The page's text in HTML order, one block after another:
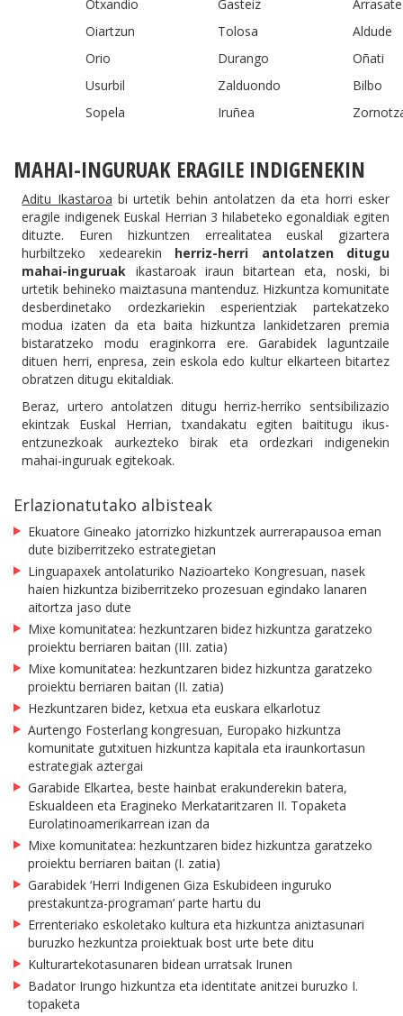
Otxandio
Gasteiz
Arrasate
Oiartzun
Tolosa
Aldude
Orio
Durango
Oñati
Usurbil
Zalduondo
Bilbo
Sopela
Iruñea
MAHAI-INGURUAK ERAGILE INDIGENEKIN
Aditu Ikastaroa bi urtetik behin antolatzen da eta horri esker
eragile indigenek Euskal Herrian 3 hilabeteko egonaldiak egiten
dituzte. Euren hizkuntzen errealitatea euskal gizartera
hurbiltzeko xedearekin herriz-herri antolatzen ditugu
mahai-inguruak ikastaroak iraun bitartean eta, noski, bi
urtetik behineko maiztasuna mantenduz. Hizkuntza komunitate
desberdinetako ordezkariekin esperientziak partekatzeko
modua izaten da eta baita hizkuntza lankidetzaren premia
bistaratzeko modu eraginkorra ere. Garabidek laguntzaile
dituen herri, enpresa, zein eskola edo kultur elkarteen bitartez
obratzen ditugu ekitaldiak.
Beraz, urtero antolatzen ditugu herriz-herriko sentsibilizazio
ekintzak Euskal Herrian, txandakatu egiten baititugu ikus-
entzunezkoak aurkezteko birak eta ordezkari indigenekin
mahai-inguruak egitekoak.
Erlazionatutako albisteak
Ekuatore Gineako jatorrizko hizkuntzek aurrerapausoa eman
dute biziberritzeko estrategietan
Linguapaxek antolaturiko Nazioarteko Kongresuan, nasek
haien hizkuntza biziberritzeko prozesuan egindako lanaren
aitortza jaso dute
Mixe komunitatea: hezkuntzaren bidez hizkuntza garatzeko
proiektu berriaren baitan (III. zatia)
Mixe komunitatea: hezkuntzaren bidez hizkuntza garatzeko
proiektu berriaren baitan (II. zatia)
Hezkuntzaren bidez, ketxua eta euskara elkarlotuz
Aurtengo Fosterlang kongresuan, Europako hizkuntza
komunitate gutxituen hizkuntza kapitala eta iraunkortasun
estrategiak aztergai
Garabide Elkartea, beste hainbat erakunderekin batera,
Eskualdeen eta Eragineko Merkataritzaren II. Topaketa
Eurolatinoamerikarrean izan da
Mixe komunitatea: hezkuntzaren bidez hizkuntza garatzeko
proiektu berriaren baitan (I. zatia)
Garabidek ‘Herri Indigenen Giza Eskubideen inguruko
prestakuntza-programan’ parte hartu du
Errenteriako eskoletako kultura eta hizkuntza aniztasunari
buruzko hezkuntza proiektuak bost urte bete ditu
Kulturartekotasunaren bidean urratsak Irunen
Badator Irungo hizkuntza eta identitate anitzei buruzko I.
topaketa